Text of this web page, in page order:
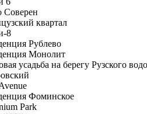
Соверен
квартал
8
Рублево
Монолит
усадьба на берегу Рузского
Фоминское
Park